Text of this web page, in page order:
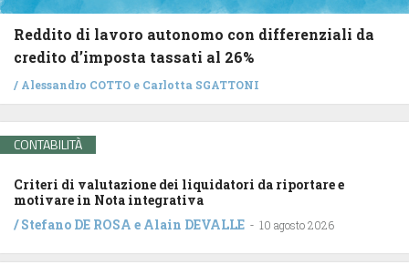
Reddito di lavoro autonomo con differenziali da
credito d’imposta tassati al 26%
/ Alessandro COTTO e Carlotta SGATTONI
CONTABILITÀ
Criteri di valutazione dei liquidatori da riportare e
motivare in Nota integrativa
/Stefano DE ROSA e Alain DEVALLE - 10 agosto 2026